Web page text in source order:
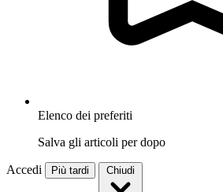
Elenco dei preferiti
Salva gli articoli per dopo
Accedi Più tardi Chiudi